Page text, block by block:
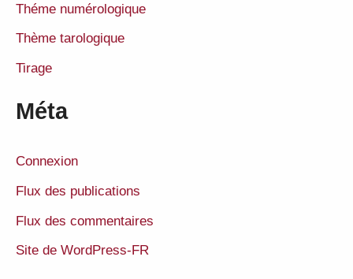
Théme numérologique
Thème tarologique
Tirage
Méta
Connexion
Flux des publications
Flux des commentaires
Site de WordPress-FR